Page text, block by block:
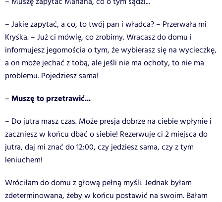
– Jakie zapytać, a co, to twój pan i władca? – Przerwała mi
Kryśka. – Już ci mówię, co zrobimy. Wracasz do domu i
informujesz jegomościa o tym, że wybierasz się na wycieczkę,
a on może jechać z tobą, ale jeśli nie ma ochoty, to nie ma
problemu. Pojedziesz sama!
– Muszę to przetrawić...
– Do jutra masz czas. Może presja dobrze na ciebie wpłynie i
zaczniesz w końcu dbać o siebie! Rezerwuje ci 2 miejsca do
jutra, daj mi znać do 12:00, czy jedziesz sama, czy z tym
leniuchem!
Wróciłam do domu z głową pełną myśli. Jednak byłam
zdeterminowana, żeby w końcu postawić na swoim. Bałam